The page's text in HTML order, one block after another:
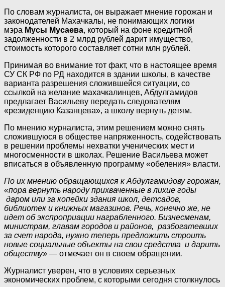
По словам журналиста, он выражает мнение горожан и
законодателей Махачкалы, не понимающих логики
мэра Мусы Мусаева, который на фоне кредитной
задолженности в 2 млрд рублей дарит имущество,
стоимость которого составляет сотни млн рублей.
Принимая во внимание тот факт, что в настоящее время
СУ СК РФ по РД находится в здании школы, в качестве
варианта разрешения сложившейся ситуации, со
ссылкой на желание махачкалинцев, Абдулгамидов
предлагает Васильеву передать следователям
«резиденцию Казанцева», а школу вернуть детям.
По мнению журналиста, этим решением можно снять
сложившуюся в обществе напряженность, содействовать
в решении проблемы нехватки ученических мест и
многосменности в школах. Решение Васильева может
вписаться в объявленную программу «обеления» власти.
По их мнению обращающихся к Абдулгамидову горожан,
«пора вернуть народу прихваченные в лихие годы
даром или за копейки здания школ, детсадов,
библиотек и книжных магазинов. Речь, конечно же, не
идет об экспроприации награбленного. Бизнесменам,
министрам, главам городов и районов, разбогатевших
за счет народа, нужно теперь предложить строить
новые социальные объекты на свои средства и дарить
обществу» — отмечает он в своем обращении.
Журналист уверен, что в условиях серьезных
экономических проблем, с которыми сегодня столкнулось